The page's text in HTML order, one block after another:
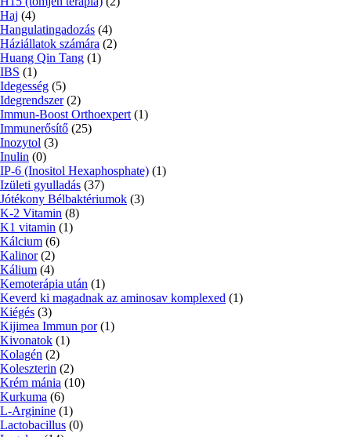
Haj (4)
Hangulatingadozás (4)
Háziállatok számára (2)
Huang Qin Tang (1)
IBS (1)
Idegesség (5)
Idegrendszer (2)
Immun-Boost Orthoexpert (1)
Immunerősítő (25)
Inozytol (3)
Inulin (0)
IP-6 (Inositol Hexaphosphate) (1)
Izületi gyulladás (37)
Jótékony Bélbaktériumok (3)
K-2 Vitamin (8)
K1 vitamin (1)
Kálcium (6)
Kalinor (2)
Kálium (4)
Kemoterápia után (1)
Keverd ki magadnak az aminosav komplexed (1)
Kiégés (3)
Kijimea Immun por (1)
Kivonatok (1)
Kolagén (2)
Koleszterin (2)
Krém mánia (10)
Kurkuma (6)
L-Arginine (1)
Lactobacillus (0)